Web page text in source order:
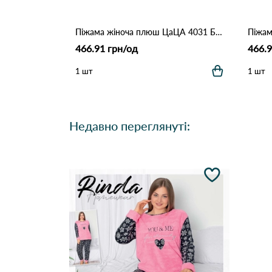
Піжама жіноча плюш ЦаЦА 4031 Бежевий
466.91 грн/од
1 шт 1 шт
Недавно переглянуті: